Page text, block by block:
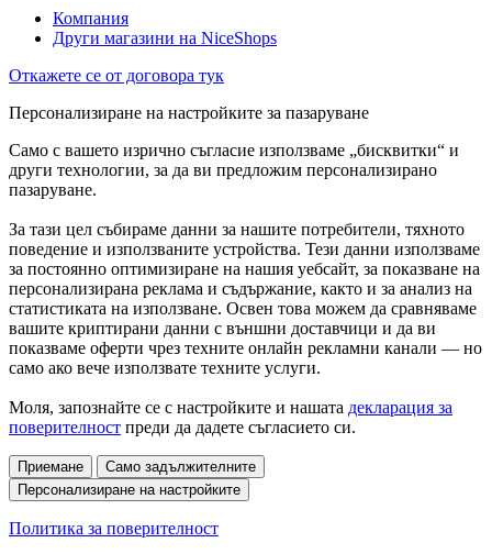
Компания
Други магазини на NiceShops
Откажете се от договора тук
Персонализиране на настройките за пазаруване
Само с вашето изрично съгласие използваме „бисквитки“ и
други технологии, за да ви предложим персонализирано
пазаруване.
За тази цел събираме данни за нашите потребители, тяхното
поведение и използваните устройства. Тези данни използваме
за постоянно оптимизиране на нашия уебсайт, за показване на
персонализирана реклама и съдържание, както и за анализ на
статистиката на използване. Освен това можем да сравняваме
вашите криптирани данни с външни доставчици и да ви
показваме оферти чрез техните онлайн рекламни канали — но
само ако вече използвате техните услуги.
Моля, запознайте се с настройките и нашата декларация за
поверителност преди да дадете съгласието си.
Приемане
Само задължителните
Персонализиране на настройките
Политика за поверителност